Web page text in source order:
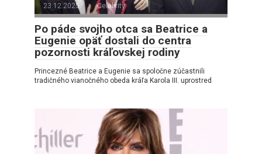
23.12.2025 Celebrity
Po páde svojho otca sa Beatrice a
Eugenie opäť dostali do centra
pozornosti kráľovskej rodiny
Princezné Beatrice a Eugenie sa spoločne zúčastnili
tradičného vianočného obeda kráľa Karola III. uprostred